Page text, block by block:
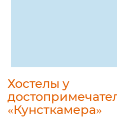
Хостелы у
«Кунсткамера»